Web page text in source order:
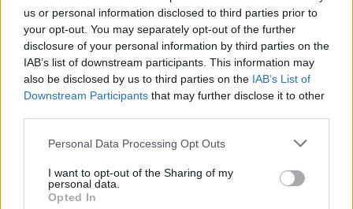
us or personal information disclosed to third parties prior to
your opt-out. You may separately opt-out of the further
disclosure of your personal information by third parties on the
IAB’s list of downstream participants. This information may
also be disclosed by us to third parties on the IAB’s List of
Downstream Participants that may further disclose it to other
Personal Data Processing Opt Outs
I want to opt-out of the Sharing of my
personal data.
Opted In
Хирошима призова за мир и
07.08.2026 / 14:00